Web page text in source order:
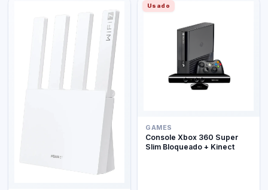
Usado
GAMES
Console Xbox 360 Super
Slim Bloqueado + Kinect